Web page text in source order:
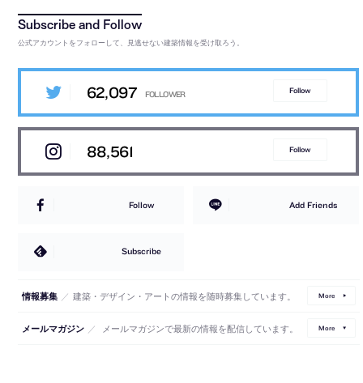
公式アカウントをフォローして、見逃せない建築情報を受け取ろう。
62,097 Follow
88,561 Follow
Follow Add Friends
Subscribe
情報募集 ／ 建築・デザイン・アートの情報を随時募集しています。 More
メールマガジン ／ メールマガジンで最新の情報を配信しています。 More